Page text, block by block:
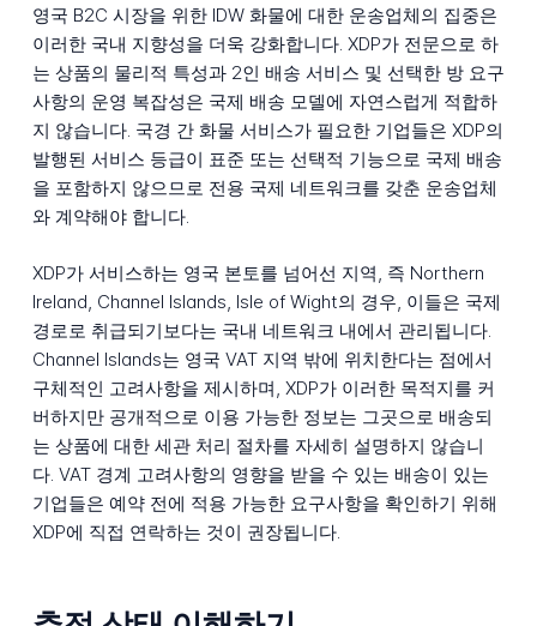
영국 B2C 시장을 위한 IDW 화물에 대한 운송업체의 집중은
이러한 국내 지향성을 더욱 강화합니다. XDP가 전문으로 하
는 상품의 물리적 특성과 2인 배송 서비스 및 선택한 방 요구
사항의 운영 복잡성은 국제 배송 모델에 자연스럽게 적합하
지 않습니다. 국경 간 화물 서비스가 필요한 기업들은 XDP의
발행된 서비스 등급이 표준 또는 선택적 기능으로 국제 배송
을 포함하지 않으므로 전용 국제 네트워크를 갖춘 운송업체
와 계약해야 합니다.
XDP가 서비스하는 영국 본토를 넘어선 지역, 즉 Northern
Ireland, Channel Islands, Isle of Wight의 경우, 이들은 국제
경로로 취급되기보다는 국내 네트워크 내에서 관리됩니다.
Channel Islands는 영국 VAT 지역 밖에 위치한다는 점에서
구체적인 고려사항을 제시하며, XDP가 이러한 목적지를 커
버하지만 공개적으로 이용 가능한 정보는 그곳으로 배송되
는 상품에 대한 세관 처리 절차를 자세히 설명하지 않습니
다. VAT 경계 고려사항의 영향을 받을 수 있는 배송이 있는
기업들은 예약 전에 적용 가능한 요구사항을 확인하기 위해
XDP에 직접 연락하는 것이 권장됩니다.